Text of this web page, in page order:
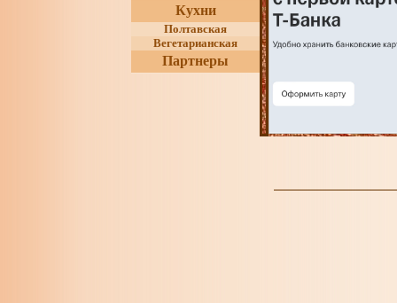
Кухни
Полтавская
Вегетарианская
Партнеры